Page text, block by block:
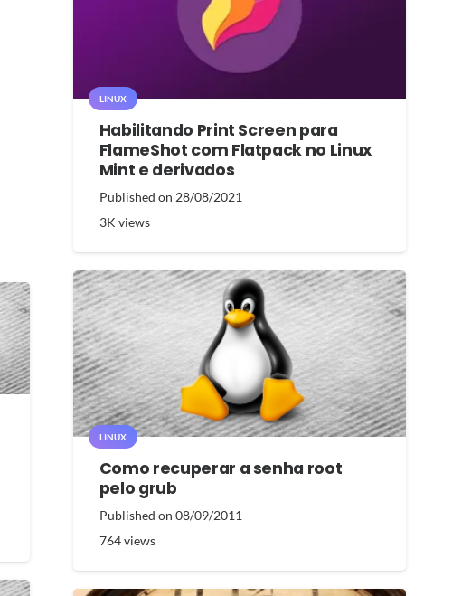
LINUX
Habilitando Print Screen para
FlameShot com Flatpack no Linux
Mint e derivados
Published on 28/08/2021
3K views
LINUX
Como recuperar a senha root
pelo grub
Published on 08/09/2011
764views